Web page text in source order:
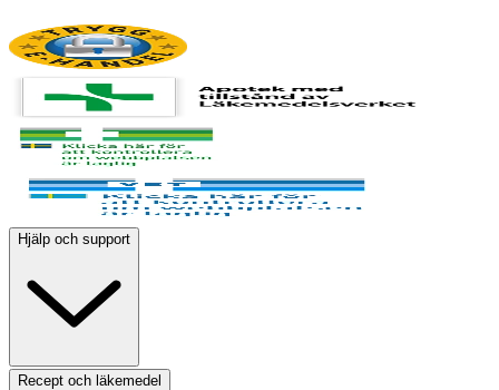
Hjälp och support
Recept och läkemedel